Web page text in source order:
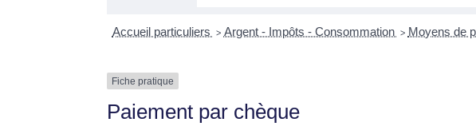
Accueil particuliers > Argent - Impôts - Consommation > Moyens de
Fiche pratique
Paiement par chèque